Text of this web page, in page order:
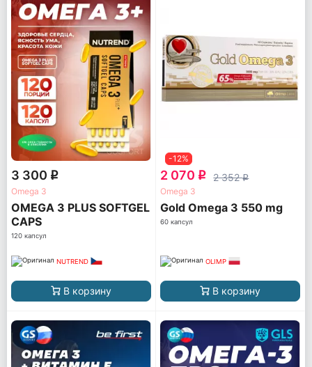
3 300 q
Omega 3
OMEGA 3 PLUS SOFTGEL
CAPS
120 капсул
NUTREND
В корзину
-12%
2 070 q 2 352q
Omega 3
Gold Omega 3 550 mg
60 капсул
OLIMP
В корзину